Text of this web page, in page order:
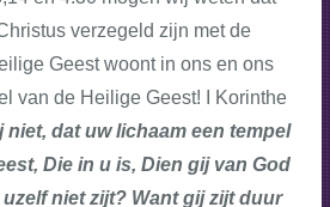
verzegeld zijn met de
Geest woont in ons en ons
van de Heilige Geest! I Korinthe
niet, dat uw lichaam een tempel
Die in u is, Dien gij van God
niet zijt? Want gij zijt duur